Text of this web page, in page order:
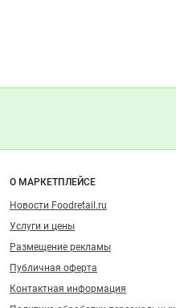
Навигация по сайту
О МАРКЕТПЛЕЙСЕ
Новости Foodretail.ru
Услуги и цены
Размещение рекламы
Публичная оферта
Контактная информация